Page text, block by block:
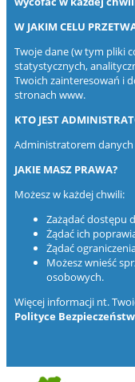
W JAKIM CELU
Twoje dane (w tym pliki
statystycznych,
Twoich zainteresowań i
stronach www.
KTO JEST
Administratorem
JAKIE MASZ PRAWA?
Możesz w każdej chwili:
Zażądać dostępu
Żądać ich
Żądać
Możesz wnieść
osobowych.
Więcej informacji nt.
Polityce